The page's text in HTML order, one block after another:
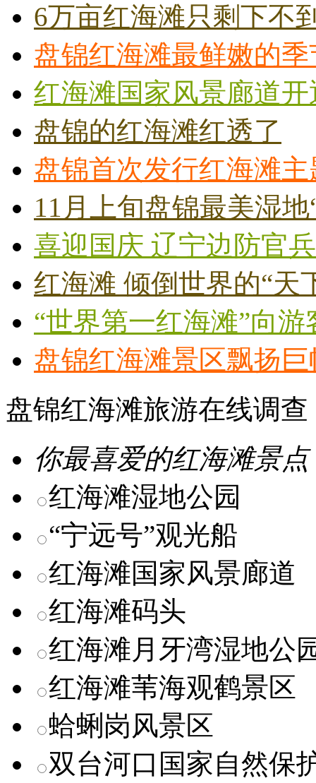
6万亩红海滩只剩下不
盘锦红海滩最鲜嫩的
红海滩国家风景廊道开
盘锦的红海滩红透了
盘锦首次发行红海滩
11月上旬盘锦最美湿
喜迎国庆 辽宁边防官
红海滩 倾倒世界的“天
“世界第一红海滩”向游
盘锦红海滩景区飘扬
盘锦红海滩旅游在线调查
你最喜爱的红海滩景点
红海滩湿地公园
“宁远号”观光船
红海滩国家风景廊道
红海滩码头
红海滩月牙湾湿地公
红海滩苇海观鹤景区
蛤蜊岗风景区
双台河口国家自然保